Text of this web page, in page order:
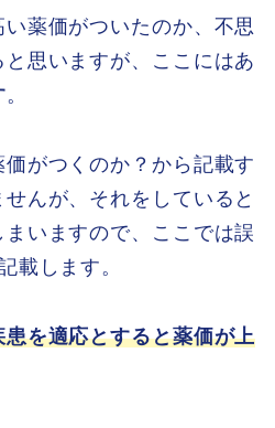
薬価がついたのか、不思
思いますが、ここにはあ
。
がつくのか？から記載す
んが、それをしていると
いますので、ここでは誤
載します。
を適応とすると薬価が上